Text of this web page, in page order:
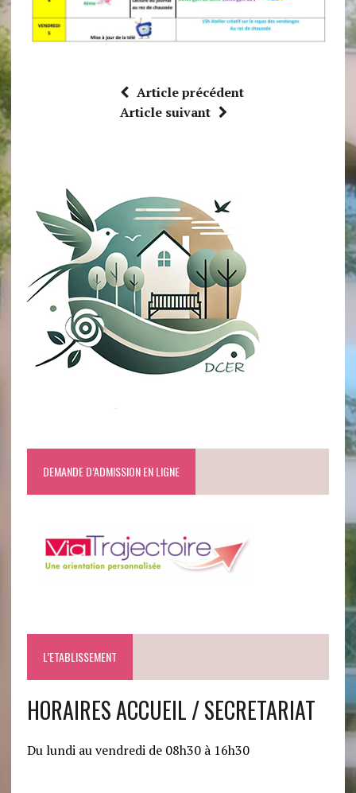
Article précédent
Article suivant
DEMANDE D’ADMISSION EN LIGNE
L’ETABLISSEMENT
HORAIRES ACCUEIL / SECRETARIAT
Du lundi au vendredi de 08h30 à 16h30